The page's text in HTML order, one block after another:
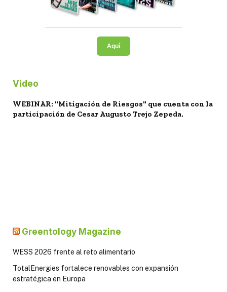
Aquí
Video
WEBINAR: "Mitigación de Riesgos" que cuenta con la
participación de Cesar Augusto Trejo Zepeda.
Greentology Magazine
WESS 2026 frente al reto alimentario
TotalEnergies fortalece renovables con expansión
estratégica en Europa